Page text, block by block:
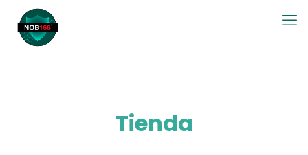
Tienda